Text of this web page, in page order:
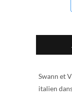
Swann et
italien